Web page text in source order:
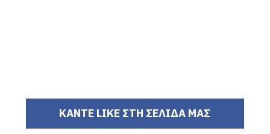
ΚΑΝΤΕ LIKE ΣΤΗ ΣΕΛΙΔΑ ΜΑΣ